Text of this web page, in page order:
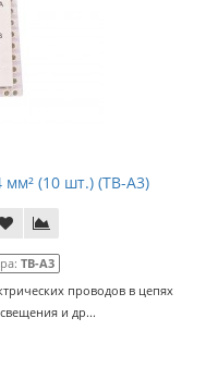
(10 шт.) (TB-A3)
TB-A3
проводов в цепях
и др...